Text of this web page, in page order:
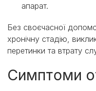
апарат.
Без своєчасної
хронічну стадію,
перетинки та втрату
Симптоми